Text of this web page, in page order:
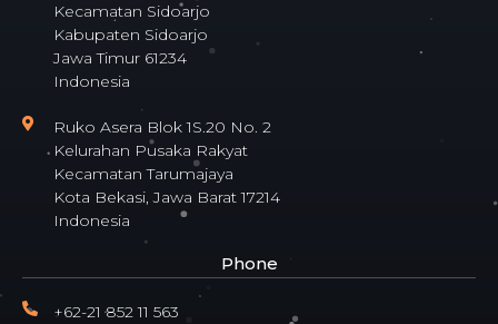
Kecamatan Sidoarjo
Kabupaten Sidoarjo
Jawa Timur 61234
Indonesia
Ruko Asera Blok 1S.20 No. 2
Kelurahan Pusaka Rakyat
Kecamatan Tarumajaya
Kota Bekasi, Jawa Barat 17214
Indonesia
Phone
+62-21 852 11 563